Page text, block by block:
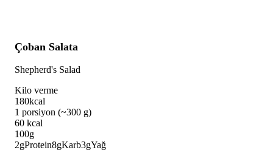
Çoban Salata
Shepherd's Salad
Kilo verme
180kcal
1 porsiyon (~300 g)
60 kcal
100g
2gProtein8gKarb3gYağ